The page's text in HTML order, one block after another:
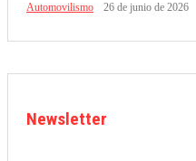
Automovilismo 26 de junio de 2026
Newsletter